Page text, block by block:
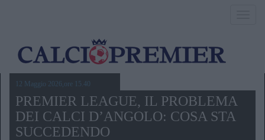
12 Maggio 2026,ore 15.40
PREMIER LEAGUE, IL PROBLEMA
DEI CALCI D’ANGOLO: COSA STA
SUCCEDENDO